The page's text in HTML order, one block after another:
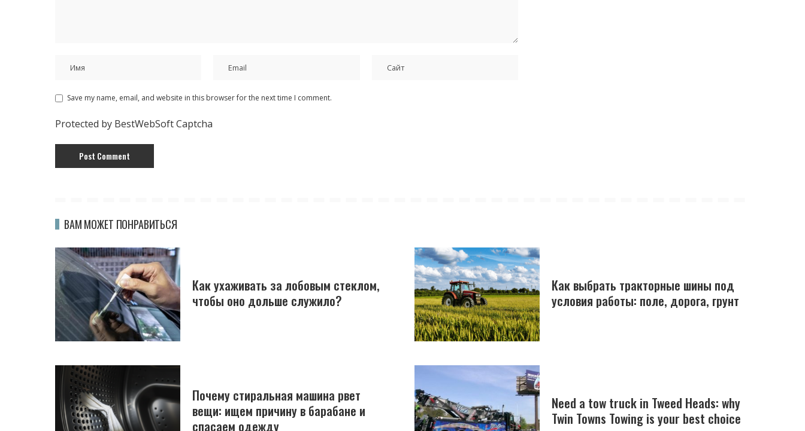
Save my name, email, and website in this browser for the next time I comment.
Protected by BestWebSoft Captcha
ВАМ МОЖЕТ ПОНРАВИТЬСЯ
Как ухаживать за лобовым стеклом,
чтобы оно дольше служило?
Как выбрать тракторные шины под
условия работы: поле, дорога, грунт
Почему стиральная машина рвет
вещи: ищем причину в барабане и
спасаем одежду
Need a tow truck in Tweed Heads: why
Twin Towns Towing is your best choice